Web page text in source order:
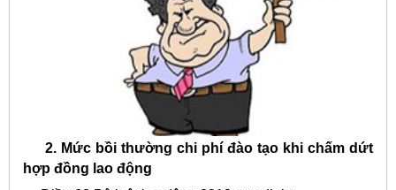
2. Mức bồi thường chi phí đào tạo khi chấm dứt
hợp đồng lao động